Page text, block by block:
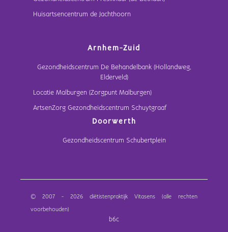
Huisartsencentrum de Jachthoorn
Arnhem-Zuid
Gezondheidscentrum De Behandelbank (Hollandweg,
Elderveld)
Locatie Malburgen (Zorgpunt Malburgen)
ArtsenZorg Gezondheidscentrum Schuytgraaf
Doorwerth
Gezondheidscentrum Schubertplein
© 2007 - 2026 diëtistenpraktijk Vitasens (alle rechten
voorbehouden)
b6c